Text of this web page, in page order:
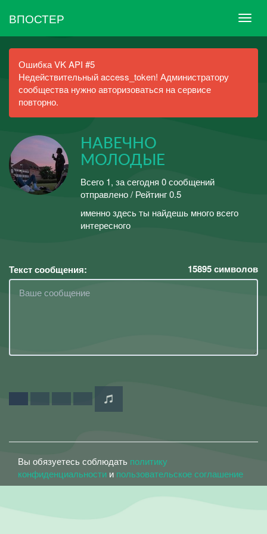
ВПОСТЕР
Ошибка VK API #5
Недействительный access_token! Администратору
сообщества нужно авторизоваться на сервисе
повторно.
НАВЕЧНО
МОЛОДЫЕ
Всего 1, за сегодня 0 сообщений
отправлено / Рейтинг 0.5
именно здесь ты найдешь много всего
интересного
Текст сообщения: 15895символов
Вы обязуетесь соблюдать политику
конфиденциальности и пользовательское соглашение